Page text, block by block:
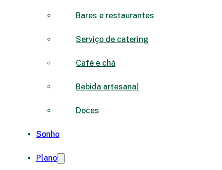
Bares e restaurantes
Serviço de catering
Café e chá
Bebida artesanal
Doces
Sonho
Plano